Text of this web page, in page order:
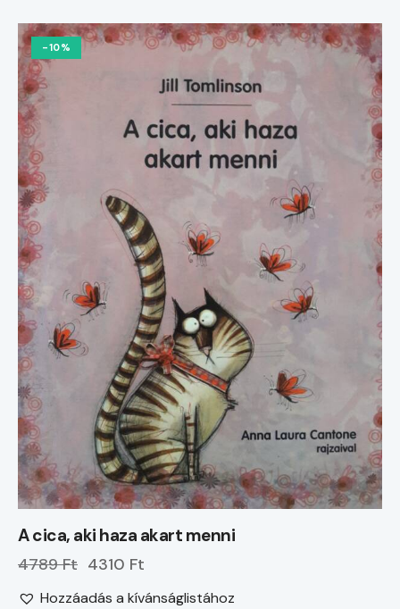
-10%
A cica, aki haza akart menni
4789 Ft 4310 Ft
Hozzáadás a kívánságlistához